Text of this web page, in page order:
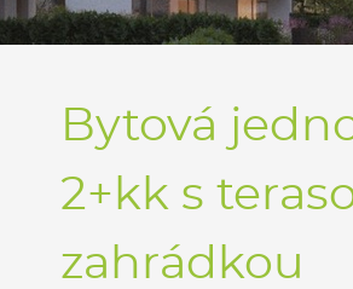
Bytová
2+kk s
zahrádkou